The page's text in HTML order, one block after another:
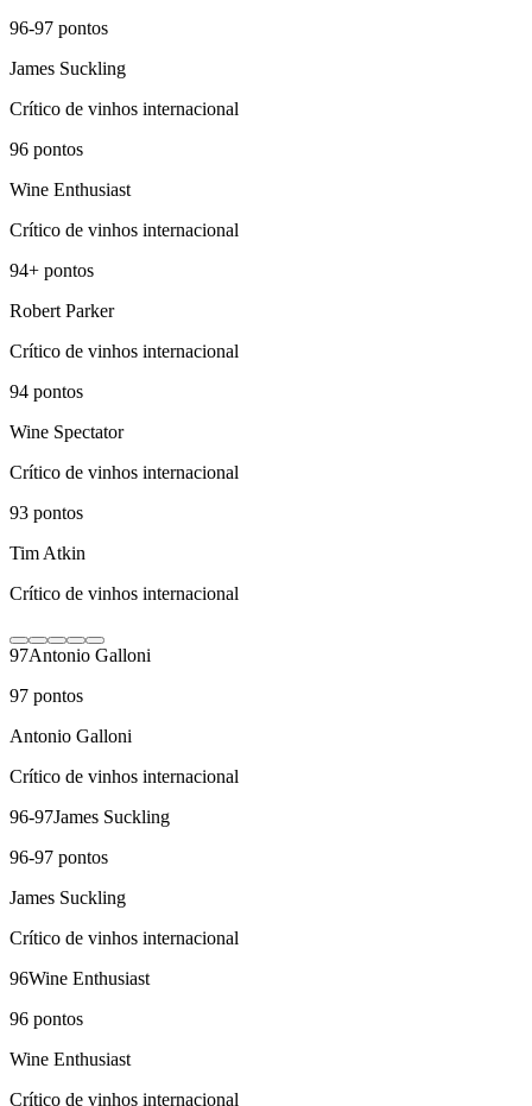
96-97 pontos
James Suckling
Crítico de vinhos internacional
96 pontos
Wine Enthusiast
Crítico de vinhos internacional
94+ pontos
Robert Parker
Crítico de vinhos internacional
94 pontos
Wine Spectator
Crítico de vinhos internacional
93 pontos
Tim Atkin
Crítico de vinhos internacional
97Antonio Galloni
97 pontos
Antonio Galloni
Crítico de vinhos internacional
96-97James Suckling
96-97 pontos
James Suckling
Crítico de vinhos internacional
96Wine Enthusiast
96 pontos
Wine Enthusiast
Crítico de vinhos internacional